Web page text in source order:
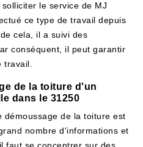
le service de MJ
ce type de travail depuis
cela, il a suivi des
conséquent, il peut garantir
travail.
de la toiture d'un
dans le 31250
démoussage de la toiture est
nombre d'informations et